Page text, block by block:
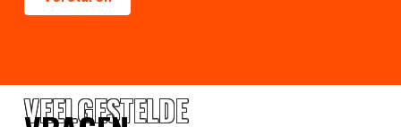
VEELGESTELDE